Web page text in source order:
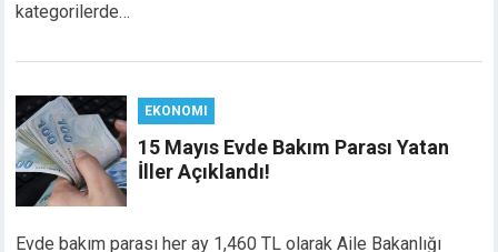
panel
panel
panel
panel
panel
panel
panel
kategorilerde…
EKONOMI
15 Mayıs Evde Bakım Parası Yatan
İller Açıklandı!
Evde bakım parası her ay 1,460 TL olarak Aile Bakanlığı